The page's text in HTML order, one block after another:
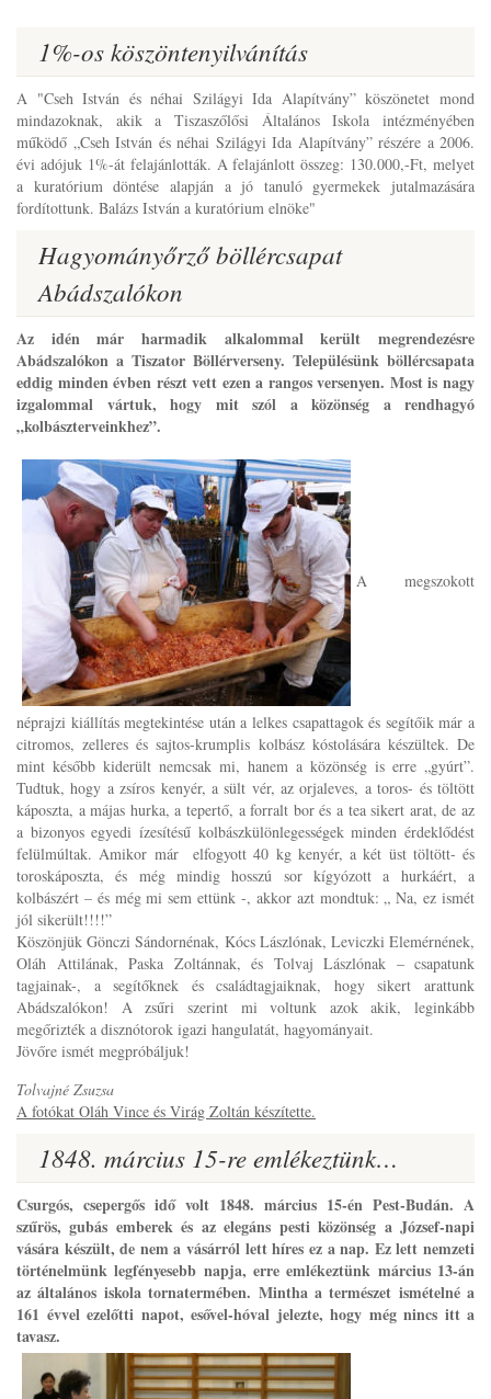
1%-os köszöntenyilvánítás
A "Cseh István és néhai Szilágyi Ida Alapítvány” köszönetet mond
mindazoknak, akik a Tiszaszőlősi Általános Iskola intézményében
működő „Cseh István és néhai Szilágyi Ida Alapítvány” részére a 2006.
évi adójuk 1%-át felajánlották. A felajánlott összeg: 130.000,-Ft, melyet
a kuratórium döntése alapján a jó tanuló gyermekek jutalmazására
fordítottunk. Balázs István a kuratórium elnöke"
Hagyományőrző böllércsapat
Abádszalókon
Az idén már harmadik alkalommal került megrendezésre
Abádszalókon a Tiszator Böllérverseny. Településünk böllércsapata
eddig minden évben részt vett ezen a rangos versenyen. Most is nagy
izgalommal vártuk, hogy mit szól a közönség a rendhagyó
„kolbászterveinkhez”.
A megszokott
néprajzi kiállítás megtekintése után a lelkes csapattagok és segítőik már a
citromos, zelleres és sajtos-krumplis kolbász kóstolására készültek. De
mint később kiderült nemcsak mi, hanem a közönség is erre „gyúrt”.
Tudtuk, hogy a zsíros kenyér, a sült vér, az orjaleves, a toros- és töltött
káposzta, a májas hurka, a tepertő, a forralt bor és a tea sikert arat, de az
a bizonyos egyedi ízesítésű kolbászkülönlegességek minden érdeklődést
felülmúltak. Amikor már elfogyott 40 kg kenyér, a két üst töltött- és
toroskáposzta, és még mindig hosszú sor kígyózott a hurkáért, a
kolbászért – és még mi sem ettünk -, akkor azt mondtuk: „ Na, ez ismét
jól sikerült!!!!”
Köszönjük Gönczi Sándornénak, Kócs Lászlónak, Leviczki Elemérnének,
Oláh Attilának, Paska Zoltánnak, és Tolvaj Lászlónak – csapatunk
tagjainak-, a segítőknek és családtagjaiknak, hogy sikert arattunk
Abádszalókon! A zsűri szerint mi voltunk azok akik, leginkább
megőrizték a disznótorok igazi hangulatát, hagyományait.
Jövőre ismét megpróbáljuk!
Tolvajné Zsuzsa
A fotókat Oláh Vince és Virág Zoltán készítette.
1848. március 15-re emlékeztünk…
Csurgós, csepergős idő volt 1848. március 15-én Pest-Budán. A
szűrös, gubás emberek és az elegáns pesti közönség a József-napi
vására készült, de nem a vásárról lett híres ez a nap. Ez lett nemzeti
történelmünk legfényesebb napja, erre emlékeztünk március 13-án
az általános iskola tornatermében. Mintha a természet ismételné a
161 évvel ezelőtti napot, esővel-hóval jelezte, hogy még nincs itt a
tavasz.